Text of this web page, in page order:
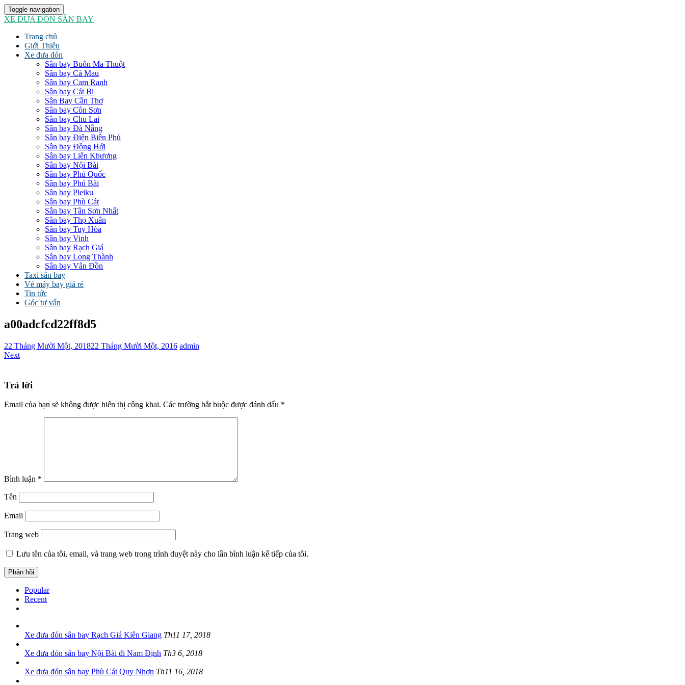
Toggle navigation
XE ĐƯA ĐÓN SÂN BAY
Trang chủ
Giới Thiệu
Xe đưa đón
Sân bay Buôn Ma Thuột
Sân bay Cà Mau
Sân bay Cam Ranh
Sân bay Cát Bi
Sân Bay Cần Thơ
Sân bay Côn Sơn
Sân bay Chu Lai
Sân bay Đà Nẵng
Sân bay Điện Biên Phủ
Sân bay Đồng Hới
Sân bay Liên Khương
Sân bay Nội Bài
Sân bay Phú Quốc
Sân bay Phú Bài
Sân bay Pleiku
Sân bay Phù Cát
Sân bay Tân Sơn Nhất
Sân bay Thọ Xuân
Sân bay Tuy Hòa
Sân bay Vinh
Sân bay Rạch Giá
Sân bay Long Thành
Sân bay Vân Đồn
Taxi sân bay
Vé máy bay giá rẻ
Tin tức
Góc tư vấn
a00adcfcd22ff8d5
22 Tháng Mười Một, 201822 Tháng Mười Một, 2016 admin
Next
Trả lời
Email của bạn sẽ không được hiển thị công khai. Các trường bắt buộc được đánh dấu *
Bình luận *
Tên
Email
Trang web
Lưu tên của tôi, email, và trang web trong trình duyệt này cho lần bình luận kế tiếp của tôi.
Popular
Recent
Xe đưa đón sân bay Rạch Giá Kiên Giang Th11 17, 2018
Xe đưa đón sân bay Nội Bài đi Nam Định Th3 6, 2018
Xe đưa đón sân bay Phù Cát Quy Nhơn Th11 16, 2018